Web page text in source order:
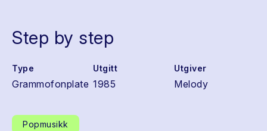
Step by step
Type
Grammofonplate
Utgitt
1985
Utgiver
Melody
Popmusikk